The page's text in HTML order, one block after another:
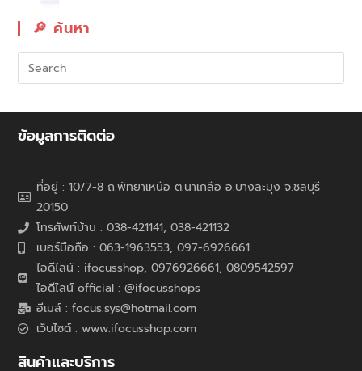
🔎︎ ค้นหา
ข้อมูลการติดต่อ
ที่อยู่ : 10/7-8 ถ.พัทยาเหนือ ต.นาเกลือ อ.บางละมุง จ.ชลบุรี
20150
โทรศัพท์บ้าน : 038-421141, 038-421132
เบอร์มือถือ : 063-1963553, 097-6926661
ไอดีไลน์ : ifocusshop, 0976926661, 0809542597
ไอดีไลน์ official : @ifocusshops
อีเมล์ : focus.sys@hotmail.com
เว็บไซต์ : www.ifocusshop.com
สินค้าและบริการ